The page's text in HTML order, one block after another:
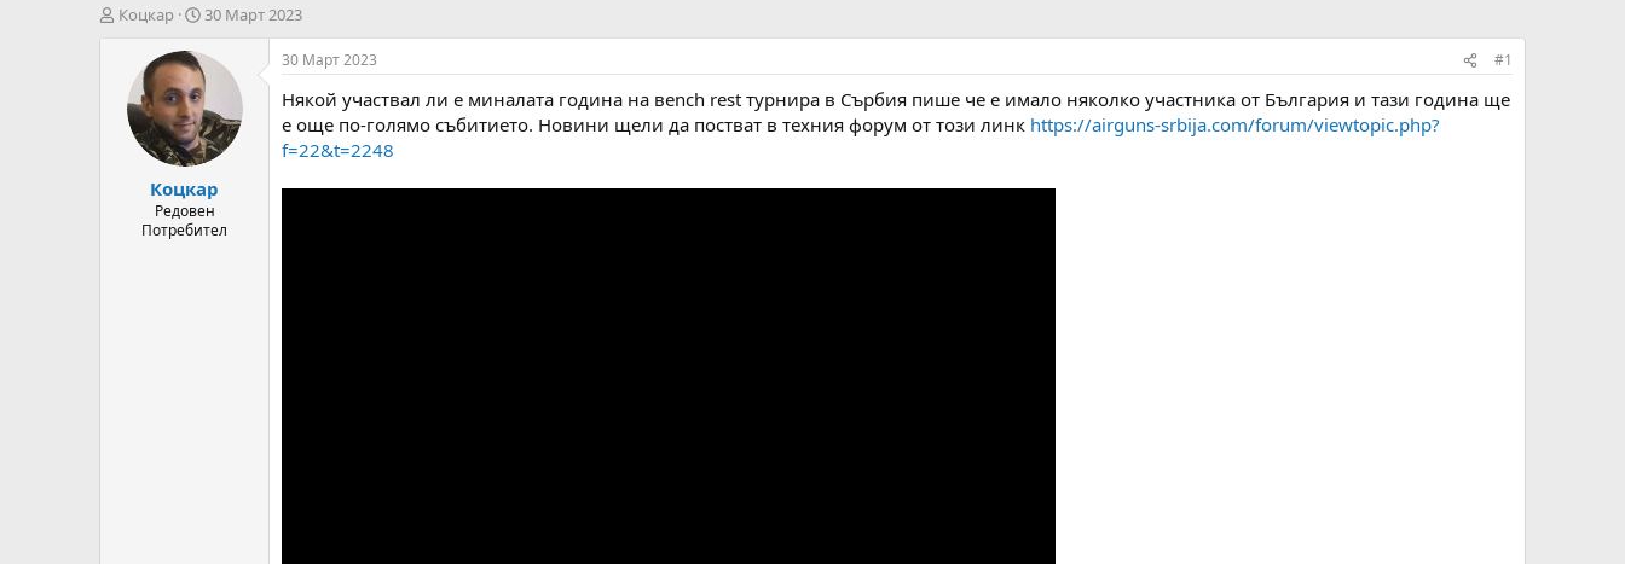
А
Коцкар
Н
ч
а
л
н
а
Д
а
т
а
30 Март 2023
Коцкар
Редовен
Потребител
30 Март 2023 #1
Някой участвал ли е миналата година на вench rest турнира в Сърбия пише че е имало няколко участника от България и тази година ще
е още по-голямо събитието. Новини щели да постват в техния форум от този линк https://airguns-srbija.com/forum/viewtopic.php?
f=22&t=2248